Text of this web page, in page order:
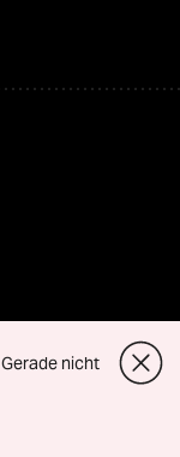
Gerade nicht